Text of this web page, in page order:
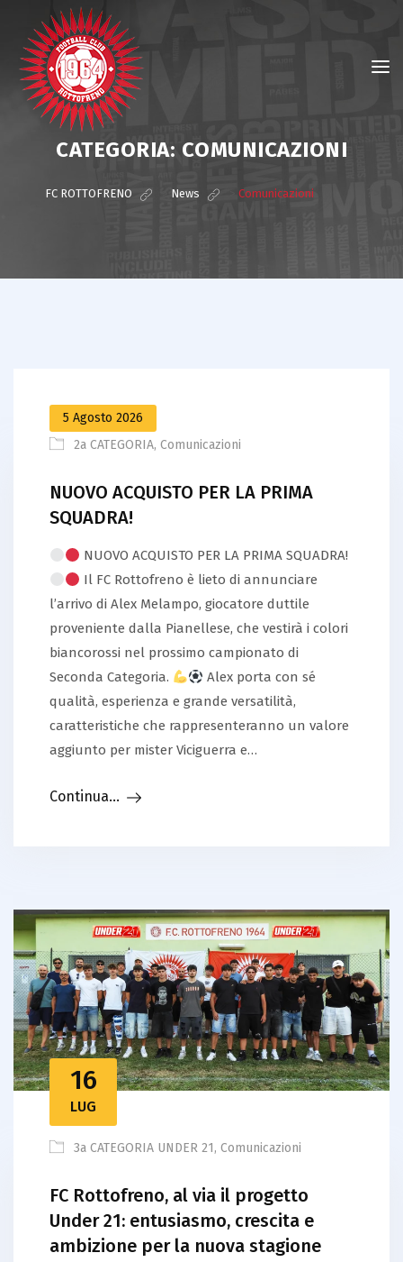
CATEGORIA: COMUNICAZIONI
FC ROTTOFRENO News Comunicazioni
5 Agosto 2026
2a CATEGORIA, Comunicazioni
NUOVO ACQUISTO PER LA PRIMA
SQUADRA!
NUOVO ACQUISTO PER LA PRIMA SQUADRA!
Il FC Rottofreno è lieto di annunciare
l’arrivo di Alex Melampo, giocatore duttile
proveniente dalla Pianellese, che vestirà i colori
biancorossi nel prossimo campionato di
Seconda Categoria.
Alex porta con sé
qualità, esperienza e grande versatilità,
caratteristiche che rappresenteranno un valore
aggiunto per mister Viciguerra e…
Continua...
16
LUG
3a CATEGORIA UNDER 21, Comunicazioni
FC Rottofreno, al via il progetto
Under 21: entusiasmo, crescita e
ambizione per la nuova stagione